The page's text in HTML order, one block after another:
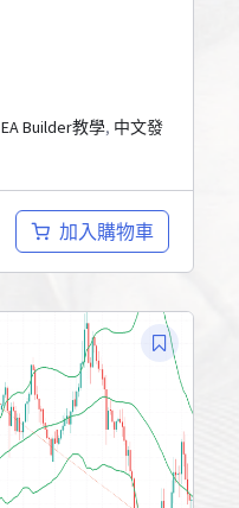
EA Builder教學, 中文發
加入購物車